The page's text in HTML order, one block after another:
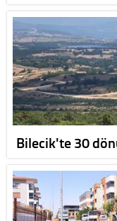
Bilecik'te 30